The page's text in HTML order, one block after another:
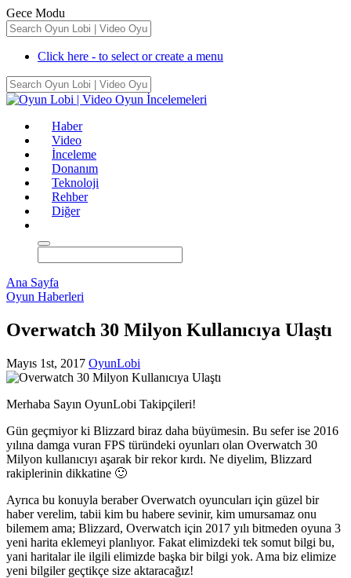
Gece Modu
Click here - to select or create a menu
Haber
Video
İnceleme
Donanım
Teknoloji
Rehber
Diğer
Ana Sayfa
Oyun Haberleri
Overwatch 30 Milyon Kullanıcıya Ulaştı
Mayıs 1st, 2017 OyunLobi
Merhaba Sayın OyunLobi Takipçileri!
Gün geçmiyor ki Blizzard biraz daha büyümesin. Bu sefer ise 2016
yılına damga vuran FPS türündeki oyunları olan Overwatch 30
Milyon kullanıcıyı aşarak bir rekor kırdı. Ne diyelim, Blizzard
rakiplerinin dikkatine 🙂
Ayrıca bu konuyla beraber Overwatch oyuncuları için güzel bir
haber verelim, tabii kim bu habere sevinir, kim umursamaz onu
bilemem ama; Blizzard, Overwatch için 2017 yılı bitmeden oyuna 3
yeni harita eklemeyi planlıyor. Fakat elimizdeki tek somut bilgi bu,
yani haritalar ile ilgili elimizde başka bir bilgi yok. Ama biz elimize
yeni bilgiler geçtikçe size aktaracağız!